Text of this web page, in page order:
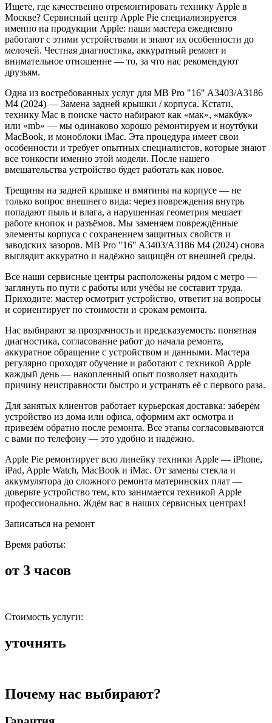
Ищете, где качественно отремонтировать технику Apple в
Москве? Сервисный центр Apple Pie специализируется
именно на продукции Apple: наши мастера ежедневно
работают с этими устройствами и знают их особенности до
мелочей. Честная диагностика, аккуратный ремонт и
внимательное отношение — то, за что нас рекомендуют
друзьям.
Одна из востребованных услуг для MB Pro "16" A3403/A3186
M4 (2024) — Замена задней крышки / корпуса. Кстати,
технику Mac в поиске часто набирают как «мак», «макбук»
или «mb» — мы одинаково хорошо ремонтируем и ноутбуки
MacBook, и моноблоки iMac. Эта процедура имеет свои
особенности и требует опытных специалистов, которые знают
все тонкости именно этой модели. После нашего
вмешательства устройство будет работать как новое.
Трещины на задней крышке и вмятины на корпусе — не
только вопрос внешнего вида: через повреждения внутрь
попадают пыль и влага, а нарушенная геометрия мешает
работе кнопок и разъёмов. Мы заменяем повреждённые
элементы корпуса с сохранением защитных свойств и
заводских зазоров. MB Pro "16" A3403/A3186 M4 (2024) снова
выглядит аккуратно и надёжно защищён от внешней среды.
Все наши сервисные центры расположены рядом с метро —
заглянуть по пути с работы или учёбы не составит труда.
Приходите: мастер осмотрит устройство, ответит на вопросы
и сориентирует по стоимости и срокам ремонта.
Нас выбирают за прозрачность и предсказуемость: понятная
диагностика, согласование работ до начала ремонта,
аккуратное обращение с устройством и данными. Мастера
регулярно проходят обучение и работают с техникой Apple
каждый день — накопленный опыт позволяет находить
причину неисправности быстро и устранять её с первого раза.
Для занятых клиентов работает курьерская доставка: заберём
устройство из дома или офиса, оформим акт осмотра и
привезём обратно после ремонта. Все этапы согласовываются
с вами по телефону — это удобно и надёжно.
Apple Pie ремонтирует всю линейку техники Apple — iPhone,
iPad, Apple Watch, MacBook и iMac. От замены стекла и
аккумулятора до сложного ремонта материнских плат —
доверьте устройство тем, кто занимается техникой Apple
профессионально. Ждём вас в наших сервисных центрах!
Записаться на ремонт
Время работы:
от 3 часов
Стоимость услуги:
уточнять
Почему нас выбирают?